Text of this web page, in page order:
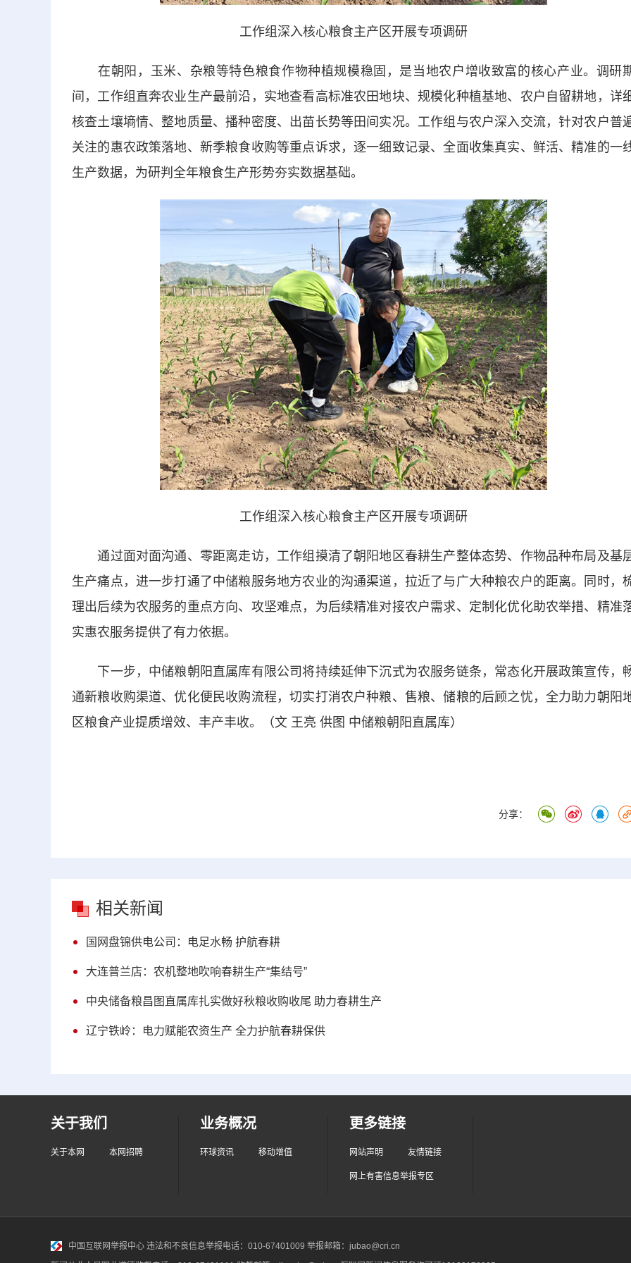
工作组深入核心粮食主产区开展专项调研
在朝阳，玉米、杂粮等特色粮食作物种植规模稳固，是当地农户增收致富的核心产业。调研
间，工作组直奔农业生产最前沿，实地查看高标准农田地块、规模化种植基地、农户自留耕地，详
核查土壤墒情、整地质量、播种密度、出苗长势等田间实况。工作组与农户深入交流，针对农户普
关注的惠农政策落地、新季粮食收购等重点诉求，逐一细致记录、全面收集真实、鲜活、精准的一
生产数据，为研判全年粮食生产形势夯实数据基础。
工作组深入核心粮食主产区开展专项调研
通过面对面沟通、零距离走访，工作组摸清了朝阳地区春耕生产整体态势、作物品种布局及基
生产痛点，进一步打通了中储粮服务地方农业的沟通渠道，拉近了与广大种粮农户的距离。同时，
理出后续为农服务的重点方向、攻坚难点，为后续精准对接农户需求、定制化优化助农举措、精准
实惠农服务提供了有力依据。
下一步，中储粮朝阳直属库有限公司将持续延伸下沉式为农服务链条，常态化开展政策宣传，
通新粮收购渠道、优化便民收购流程，切实打消农户种粮、售粮、储粮的后顾之忧，全力助力朝阳
区粮食产业提质增效、丰产丰收。（文 王亮 供图 中储粮朝阳直属库）
分享：
相关新闻
国网盘锦供电公司：电足水畅 护航春耕
大连普兰店：农机整地吹响春耕生产“集结号”
中央储备粮昌图直属库扎实做好秋粮收购收尾 助力春耕生产
辽宁铁岭：电力赋能农资生产 全力护航春耕保供
关于我们
关于本网 本网招聘
业务概况
环球资讯 移动增值
更多链接
网站声明 友情链接
网上有害信息举报专区
中国互联网举报中心 违法和不良信息举报电话：010-67401009 举报邮箱：jubao@cri.cn